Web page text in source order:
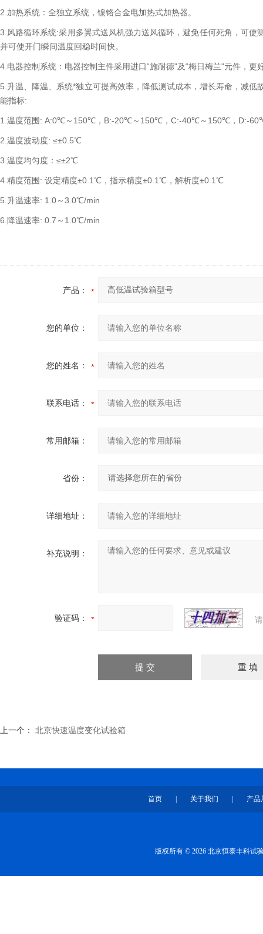
2.加热系统：全独立系统，镍铬合金电加热式加热器。
3.风路循环系统:采用多翼式送风机强力送风循环，避免任何死角，可
并可使开门瞬间温度回稳时间快。
4.电器控制系统：电器控制主件采用进口“施耐德"及“梅日梅兰"元件，更
5.升温、降温、系统*独立可提高效率，降低测试成本，增长寿命，减
能指标:
1.温度范围: A:0℃～150℃，B:-20℃～150℃，C:-40℃～150℃，D:-
2.温度波动度: ≤±0.5℃
3.温度均匀度：≤±2℃
4.精度范围: 设定精度±0.1℃，指示精度±0.1℃，解析度±0.1℃
5.升温速率: 1.0～3.0℃/min
6.降温速率: 0.7～1.0℃/min
产品：
您的单位：
您的姓名：
联系电话：
常用邮箱：
省份：
详细地址：
补充说明：
验证码：
上一个： 北京快速温度变化试验箱
首页 关于我们 产品
版权所有 © 2026 北京恒泰丰科试